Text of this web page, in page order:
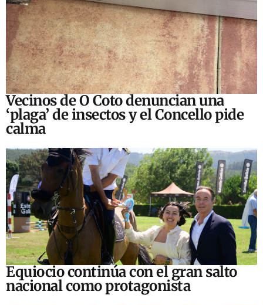
Vecinos de O Coto denuncian una
‘plaga’ de insectos y el Concello pide
calma
Equiocio continúa con el gran salto
nacional como protagonista